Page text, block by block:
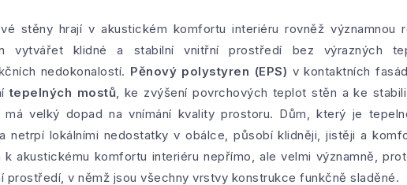
stěny hrají v akustickém komfortu interiéru rovněž
vytvářet klidné a stabilní vnitřní prostředí bez výrazných
nedokonalostí. Pěnový polystyren (EPS) v kontaktních
tepelných mostů, ke zvýšení povrchových teplot stěn a ke
má velký dopad na vnímání kvality prostoru. Dům, který je
netrpí lokálními nedostatky v obálce, působí klidněji, jistěji a
k akustickému komfortu interiéru nepřímo, ale velmi významně,
prostředí, v němž jsou všechny vrstvy konstrukce funkčně sladěné.